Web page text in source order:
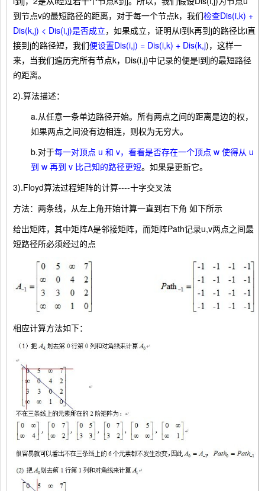
到节点v的最短路径的距离，对于每一个节点k，我们检查Dis(i,k) +
Dis(k,j) < Dis(i,j)是否成立，如果成立，证明从i到k再到j的路径比i直
接到j的路径短，我们便设置Dis(i,j) = Dis(i,k) + Dis(k,j)，这样一
来，当我们遍历完所有节点k，Dis(i,j)中记录的便是i到j的最短路径
的距离。
2).算法描述：
a.从任意一条单边路径开始。所有两点之间的距离是边的权，
如果两点之间没有边相连，则权为无穷大。
b.对于每一对顶点 u 和 v，看看是否存在一个顶点 w 使得从 u
到 w 再到 v 比己知的路径更短。如果是更新它。
3).Floyd算法过程矩阵的计算----十字交叉法
方法：两条线，从左上角开始计算一直到右下角 如下所示
给出矩阵，其中矩阵A是邻接矩阵，而矩阵Path记录u,v两点之间最
短路径所必须经过的点
相应计算方法如下：